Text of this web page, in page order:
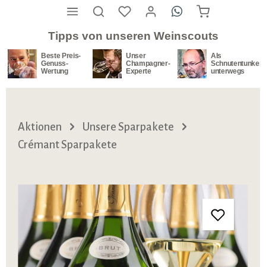
Tipps von unseren Weinscouts
Beste Preis-
Genuss-
Wertung
Unser
Champagner-
Experte
Als
Schnutentunker
unterwegs
Aktionen
Unsere Sparpakete
Crémant Sparpakete
Bildergalerie überspringen